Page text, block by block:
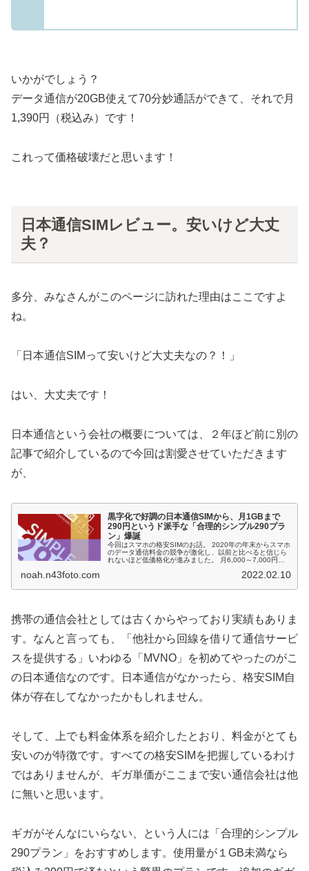
いかがでしょう？
データ通信が20GB使えて70分妙通話ができて、それで月
1,390円（税込み）です！
これって価格破壊だと思います！
日本通信SIMレビュー。安いけど大丈
夫？
多分、みなさんがこのページに訪れた理由はここですよ
ね。
「日本通信SIMって安いけど大丈夫なの？！」
はい、大丈夫です！
日本通信という会社の概要については、２年ほど前に別の
記事で紹介しているので今回は割愛させていただきます
が、
黒字化で好調の日本通信SIMから、月1GBまで
290円というド派手な「合理的シンプル290プラ
ン」爆誕
今回はスマホの格安SIMのお話。 2020年の年末からスマホ
のデータ通信料金の競争が激化し、以前と比べると信じら
れないほど低価格化が進みました。 月6,000～7,000円が
そこ大容量の契約が可能となっています。 そんな時代にあ
通信会社があります。 「日本通信」 b-mobile、日本通信
noah.n43foto.com 2022.02.10
携帯の通信会社としては古くからやっており実績もありま
す。なんと言っても、「他社から回線を借りて通信サービ
スを提供する」いわゆる「MVNO」を初めてやったのがこ
の日本通信なのです。日本通信がなかったら、格安SIM自
体が存在してなかったかもしれません。
そして、上でも料金体系を紹介したとおり、料金がとても
安いのが特徴です。すべての格安SIMを把握しているわけ
ではありませんが、ギガ単価がここまで安い通信会社は他
に無いと思います。
ギガがそんなにいらない、という人には「合理的シンプル
290プラン」をおすすめします。使用量が１GB未満なら